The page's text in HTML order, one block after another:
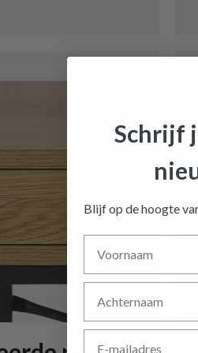
Bureau
Schrijf
Blijf op de hoogte